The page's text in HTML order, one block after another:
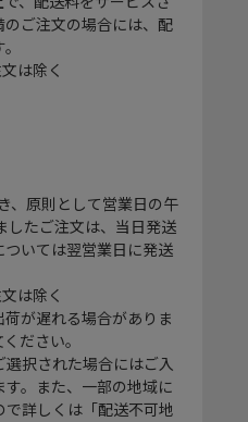
ご注文の場合には、配
は除く
、原則として営業日の午
したご注文は、当日発送
いては翌営業日に発送
は除く
が遅れる場合がありま
ださい。
択された場合にはご入
。また、一部の地域に
詳しくは「配送不可地